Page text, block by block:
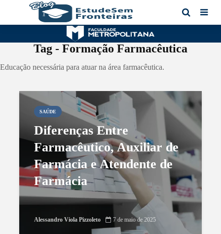
Tag - Formação Farmacêutica
Educação necessária para atuar na área farmacêutica.
SAÚDE
Diferenças Entre
Farmacêutico, Auxiliar de
Farmácia e Atendente de
Farmácia
Alessandro Viola Pizzoleto 7 de maio de 2025